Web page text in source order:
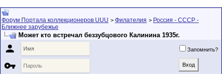
Форум Портала коллекционеров UUU > Филателия > Россия - СССР -
Ближнее зарубежье
Может кто встречал беззубцового Калинина 1935г.
 Запомнить?
